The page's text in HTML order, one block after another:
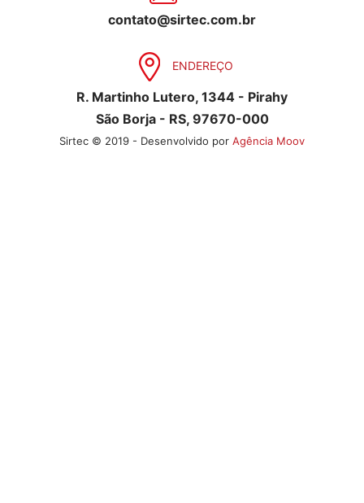
contato@sirtec.com.br
ENDEREÇO
R. Martinho Lutero, 1344 - Pirahy
São Borja - RS, 97670-000
Sirtec © 2019 - Desenvolvido por Agência Moov